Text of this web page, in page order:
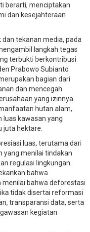
berarti, menciptakan
dan kesejahteraan
tekanan media, pada
langkah tegas
terbukti berkontribusi
Prabowo Subianto
bagian dari
dan mencegah
yang izinnya
hutan alam,
luas kawasan yang
juta hektare.
luas, terutama dari
yang menilai tindakan
regulasi lingkungan.
bahwa
menilai bahwa deforestasi
tidak disertai reformasi
transparansi data, serta
kegiatan